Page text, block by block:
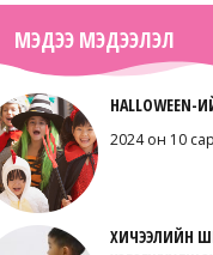
МЭДЭЭ МЭДЭЭЛЭЛ
2024 он 10
ХИЧЭЭЛИЙН